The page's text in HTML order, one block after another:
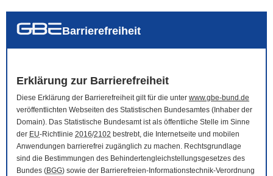
auch in allen Texten suchen (Volltextsuche)
Barrierefreiheit
Erklärung zur Barrierefreiheit
Diese Erklärung der Barrierefreiheit gilt für die unter www.gbe-bund.de
veröffentlichten Webseiten des Statistischen Bundesamtes (Inhaber der
Domain). Das Statistische Bundesamt ist als öffentliche Stelle im Sinne
der EU-Richtlinie 2016/2102 bestrebt, die Internetseite und mobilen
Anwendungen barrierefrei zugänglich zu machen. Rechtsgrundlage
sind die Bestimmungen des Behindertengleichstellungsgesetzes des
Bundes (BGG) sowie der Barrierefreien-Informationstechnik-Verordnung